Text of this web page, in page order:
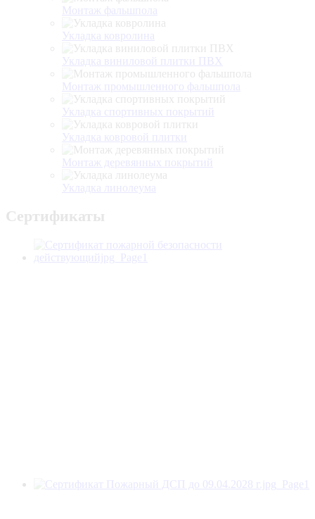
Монтаж фальшпола
Укладка ковролина
Укладка виниловой плитки ПВХ
Монтаж промышленного фальшпола
Укладка спортивных покрытий
Укладка ковровой плитки
Монтаж деревянных покрытий
Укладка линолеума
Сертификаты